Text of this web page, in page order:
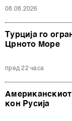
08.08.2026
Турција го
Црното Море
пред 22 часа
Американскиот
кон Русија